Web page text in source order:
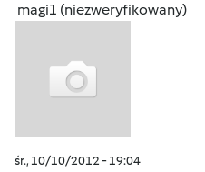
magi1 (niezweryfikowany)
śr., 10/10/2012 - 19:04